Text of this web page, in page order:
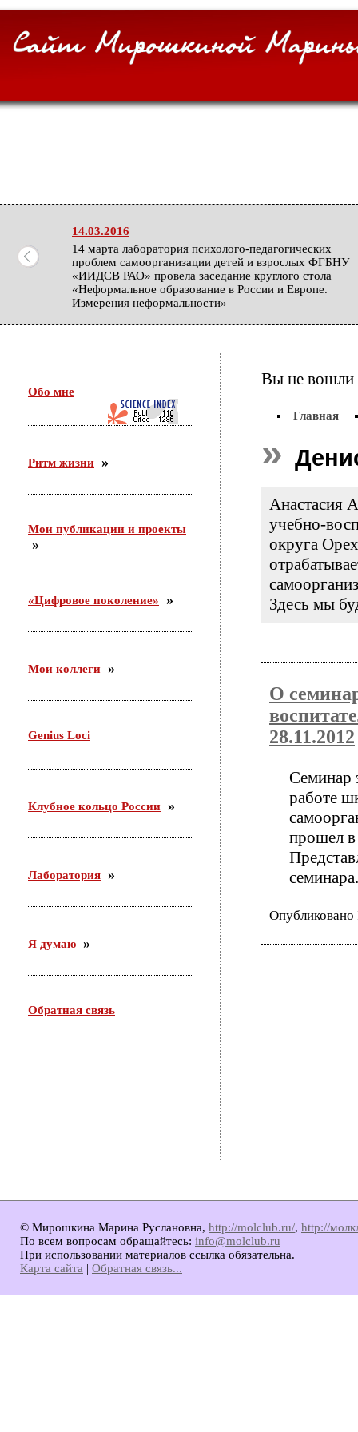
14.03.2016
14 марта лаборатория психолого-педагогических
проблем самоорганизации детей и взрослых ФГБНУ
«ИИДСВ РАО» провела заседание круглого стола
«Неформальное образование в России и Европе.
Измерения неформальности»
26 февраля в г. Орехово-Зуево состоялся круглый
стол по проекту «Сетевое научно-педагогическое
партнерство». Участники — ФГБНУ «ИИДСВ
РАО», ГОО ВПО «ГГТУ», Управление образования
г.о. Орехово-Зуево
25.12.2015
Приняла участие во «II Всероссийском
корчаковском сборе: от практики к моделям
развития педагогического образования». Выступила
с сообщением «Советские педагоги и несоветские
дети. Парадоксы воспитания».
С 26 ноября по 3 декабря участвовала в российско-
германском форуме по неформальному
образованию в Академии неформального
образования «Хаус-ам-Майберг» (г.Хаппенхайм,
29 октября проводила семинар в Доме молодежи
Железнодорожного района г. Новосибирска. Тема:
«Актуальные подходы организации работы с
молодежью по месту жительства».
Обо мне
Ритм жизни
Мои публикации и проекты
«Цифровое поколение»
Мои коллеги
Genius Loci
Клубное кольцо России
Лаборатория
Я думаю
Обратная связь
Вы не вошли
Главная
Анастасия
учебно-
округа
Здесь мы
О
28.11.2012
Семинар
работе
прошел
семинара.
Опубликовано
© Мирошкина Марина Руслановна, http://molclub.ru/, http://
По всем вопросам обращайтесь: info@molclub.ru
При использовании материалов ссылка обязательна.
Карта сайта | Обратная связь...